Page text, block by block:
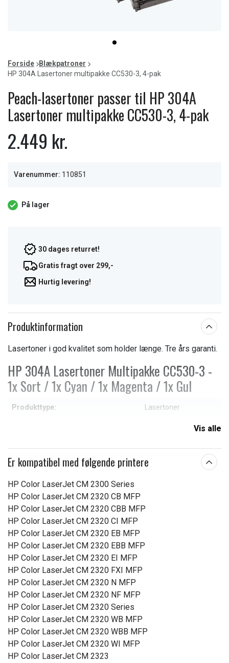
item
of
1
Forside
Blækpatroner
HP 304A Lasertoner multipakke CC530-3, 4-pak
Peach-lasertoner passer til HP 304A
Lasertoner multipakke CC530-3, 4-pak
2.449 kr.
Varenummer: 110851
På lager
30 dages returret!
Gratis fragt over 299,-
Hurtig levering!
Produktinformation
Lasertoner i god kvalitet som holder længe. Tre års garanti.
HP 304A Lasertoner Multipakke CC530-3 -
1x Sort / 1x Cyan / 1x Magenta / 1x Gul
Produkttype: Lasertoner
Læs om betydningen af egenskaberne
Vis alle
Er kompatibel med følgende printere
HP Color LaserJet CM 2300 Series
HP Color LaserJet CM 2320 CB MFP
HP Color LaserJet CM 2320 CBB MFP
HP Color LaserJet CM 2320 CI MFP
HP Color LaserJet CM 2320 EB MFP
HP Color LaserJet CM 2320 EBB MFP
HP Color LaserJet CM 2320 EI MFP
HP Color LaserJet CM 2320 FXI MFP
HP Color LaserJet CM 2320 N MFP
HP Color LaserJet CM 2320 NF MFP
HP Color LaserJet CM 2320 Series
HP Color LaserJet CM 2320 WB MFP
HP Color LaserJet CM 2320 WBB MFP
HP Color LaserJet CM 2320 WI MFP
HP Color LaserJet CM 2323